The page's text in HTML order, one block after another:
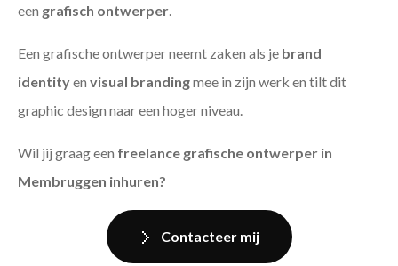
een grafisch ontwerper
Een grafische ontwerper neemt zaken als je brand
identityen visual brandingmee in zijn werk en tilt dit
graphic design naar een hoger niveau.
Wil jij graag een freelance grafische ontwerper in
Membruggen inhuren?
Contacteer mij